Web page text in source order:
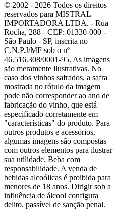
© 2002 - 2026 Todos os direitos
reservados para MISTRAL
IMPORTADORA LTDA. - Rua
Rocha, 288 - CEP: 01330-000 -
São Paulo - SP, inscrita no
C.N.P.J/MF sob o nº
46.516.308/0001-95. As imagens
são meramente ilustrativas. No
caso dos vinhos safrados, a safra
mostrada no rótulo da imagem
pode não corresponder ao ano de
fabricação do vinho, que está
especificado corretamente em
"características" do produto. Para
outros produtos e acessórios,
algumas imagens são compostas
com outros elementos para ilustrar
sua utilidade. Beba com
responsabilidade. A venda de
bebidas alcoólicas é proibida para
menores de 18 anos. Dirigir sob a
influência de álcool configura
delito, passível de sanção penal.